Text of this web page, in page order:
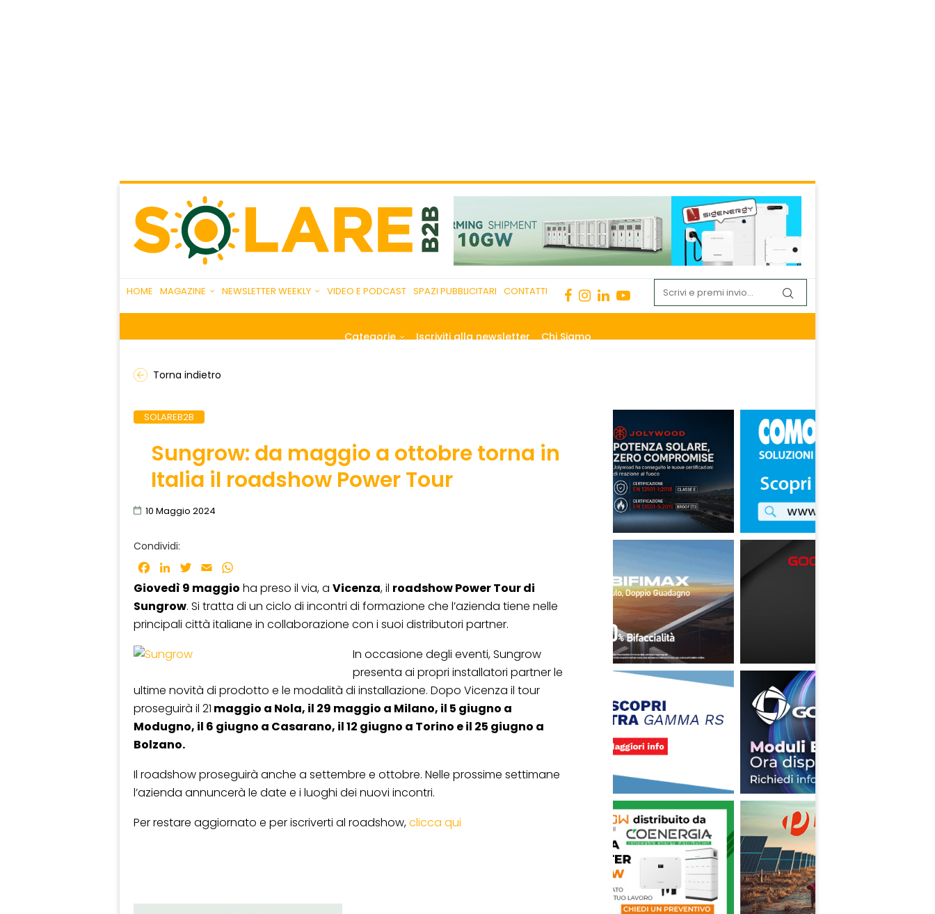
HOME MAGAZINE NEWSLETTER WEEKLY VIDEO E PODCAST SPAZI PUBBLICITARI CONTATTI
Categorie Iscriviti alla newsletter Chi Siamo
Torna indietro
SOLAREB2B
Sungrow: da maggio a ottobre torna in
Italia il roadshow Power Tour
10 Maggio 2024
Condividi:
Facebook
LinkedInTwitter
Email
Giovedì 9 maggio ha preso il via, a Vicenza, il roadshow Power Tour di
Sungrow. Si tratta di un ciclo di incontri di formazione che l’azienda tiene nelle
principali città italiane in collaborazione con i suoi distributori partner.
In occasione degli eventi, Sungrow
presenta ai propri installatori partner le
ultime novità di prodotto e le modalità di installazione. Dopo Vicenza il tour
proseguirà il 21 maggio a Nola, il 29 maggio a Milano, il 5 giugno a
Modugno, il 6 giugno a Casarano, il 12 giugno a Torino e il 25 giugno a
Bolzano.
Il roadshow proseguirà anche a settembre e ottobre. Nelle prossime settimane
l’azienda annuncerà le date e i luoghi dei nuovi incontri.
Per restare aggiornato e per iscriverti al roadshow,clicca qui